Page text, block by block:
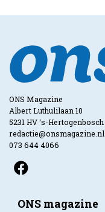
ONS Magazine
Albert Luthulilaan 10
5231 HV ‘s-Hertogenbosch
redactie@onsmagazine.nl
073 644 4066
ONS magazine